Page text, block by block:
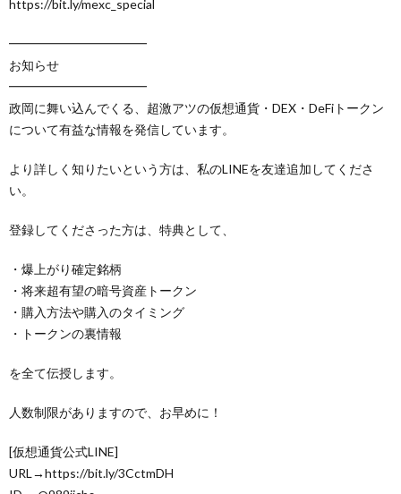
https://bit.ly/mexc_special
━━━━━━━━━━━
お知らせ
━━━━━━━━━━━
政岡に舞い込んでくる、超激アツの仮想通貨・DEX・DeFiトークン
について有益な情報を発信しています。
より詳しく知りたいという方は、私のLINEを友達追加してくださ
い。
登録してくださった方は、特典として、
・爆上がり確定銘柄
・将来超有望の暗号資産トークン
・購入方法や購入のタイミング
・トークンの裏情報
を全て伝授します。
人数制限がありますので、お早めに！
[仮想通貨公式LINE]
URL→https://bit.ly/3CctmDH